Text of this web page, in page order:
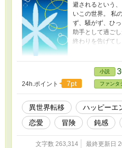
避されるという
いこの世界。 私
ず、騒がず、ひ
助手として過ご
終わりを告げて
場所を探すため
フ！ 連れのイケ
巻き込まれたり
世界で笑って生
す。 ＊他サイト
です。
24h.ポイント 7pt
小説
ファンタ
異世界転移 ハッピーエ
恋愛
冒険 鈍感
文字数 263,314 最終更新日